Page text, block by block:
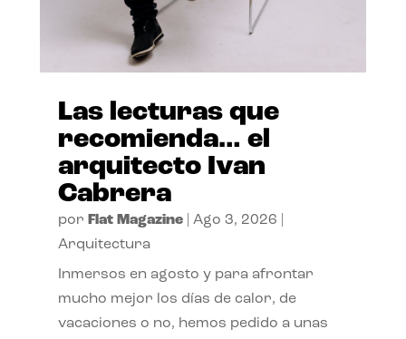
Las lecturas que
recomienda… el
arquitecto Ivan
Cabrera
por Flat Magazine| Ago 3, 2026
Arquitectura
Inmersos en agosto y para afrontar
mucho mejor los días de calor, de
vacaciones o no, hemos pedido a unas